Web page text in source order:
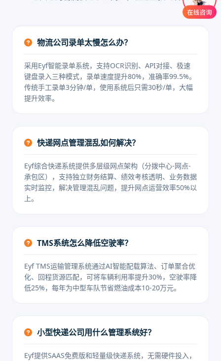
物流公司录单太慢怎么办？
采用Eyf智能录单系统，支持OCR识别、API对接、极速
键盘录入三种模式，录单速度提升80%，准确率99.5%。
传统手工录单3分钟/单，使用系统后只需30秒/单，大幅
提升效率。
快递网点管理混乱如何解决？
Eyf综合快递系统提供多层级网点架构（分拨中心-网点-
承包区），支持独立财务结算、绩效考核透明、业务数据
实时监控，解决管理混乱问题，提升网点运营效率50%以
上。
TMS系统怎么降低空驶率？
Eyf TMS运输管理系统通过AI智能配载算法、订单聚合优
化、回程货源匹配，可将车辆利用率提升30%，空驶率降
低25%，每年为中型车队节省燃油成本10-20万元。
小型快递公司用什么管理系统好？
Eyf提供SAAS免费版和轻量级快递系统，无需硬件投入，